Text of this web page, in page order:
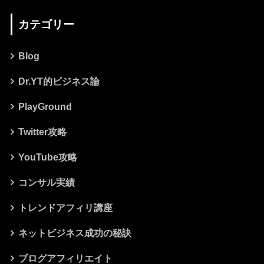
カテゴリー
Blog
Dr.YT的ビジネス論
PlayGround
Twitter攻略
YouTube攻略
コンサル実績
トレンドアフィリ講座
ネットビジネス成功の秘訣
ブログアフィリエイト